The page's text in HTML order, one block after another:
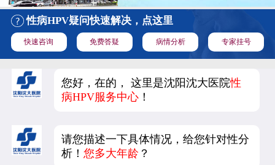
性病HPV疑问快速解决，点这里
快速咨询 免费答疑 病情分析 专家挂号
您好，在的， 这里是沈阳沈大医院性
病HPV服务中心 ！
请您描述一下具体情况，给您针对性分
析！您多大年龄 ？